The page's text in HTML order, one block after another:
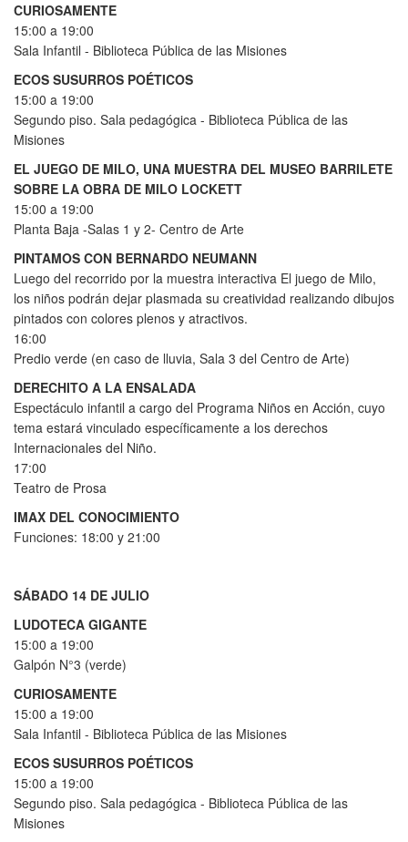
CURIOSAMENTE
15:00 a 19:00
Sala Infantil - Biblioteca Pública de las Misiones
ECOS SUSURROS POÉTICOS
15:00 a 19:00
Segundo piso. Sala pedagógica - Biblioteca Pública de las
Misiones
EL JUEGO DE MILO, UNA MUESTRA DEL MUSEO BARRILETE
SOBRE LA OBRA DE MILO LOCKETT
15:00 a 19:00
Planta Baja -Salas 1 y 2- Centro de Arte
PINTAMOS CON BERNARDO NEUMANN
Luego del recorrido por la muestra interactiva El juego de Milo,
los niños podrán dejar plasmada su creatividad realizando dibujos
pintados con colores plenos y atractivos.
16:00
Predio verde (en caso de lluvia, Sala 3 del Centro de Arte)
DERECHITO A LA ENSALADA
Espectáculo infantil a cargo del Programa Niños en Acción, cuyo
tema estará vinculado específicamente a los derechos
Internacionales del Niño.
17:00
Teatro de Prosa
IMAX DEL CONOCIMIENTO
Funciones: 18:00 y 21:00
SÁBADO 14 DE JULIO
LUDOTECA GIGANTE
15:00 a 19:00
Galpón N°3 (verde)
CURIOSAMENTE
15:00 a 19:00
Sala Infantil - Biblioteca Pública de las Misiones
ECOS SUSURROS POÉTICOS
15:00 a 19:00
Segundo piso. Sala pedagógica - Biblioteca Pública de las
Misiones